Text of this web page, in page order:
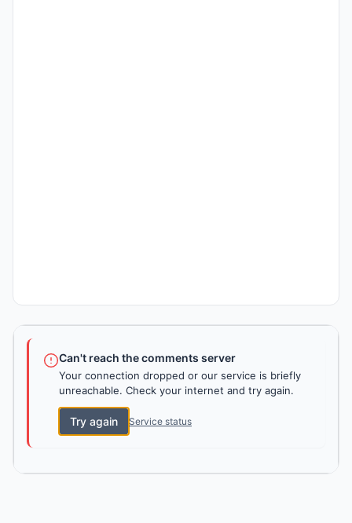
Can't reach the comments server
Your connection dropped or our service is briefly
unreachable. Check your internet and try again.
Try again Service status